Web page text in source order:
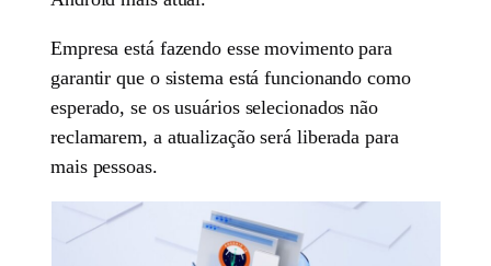
Empresa está fazendo esse movimento para
garantir que o sistema está funcionando como
esperado, se os usuários selecionados não
reclamarem, a atualização será liberada para
mais pessoas.